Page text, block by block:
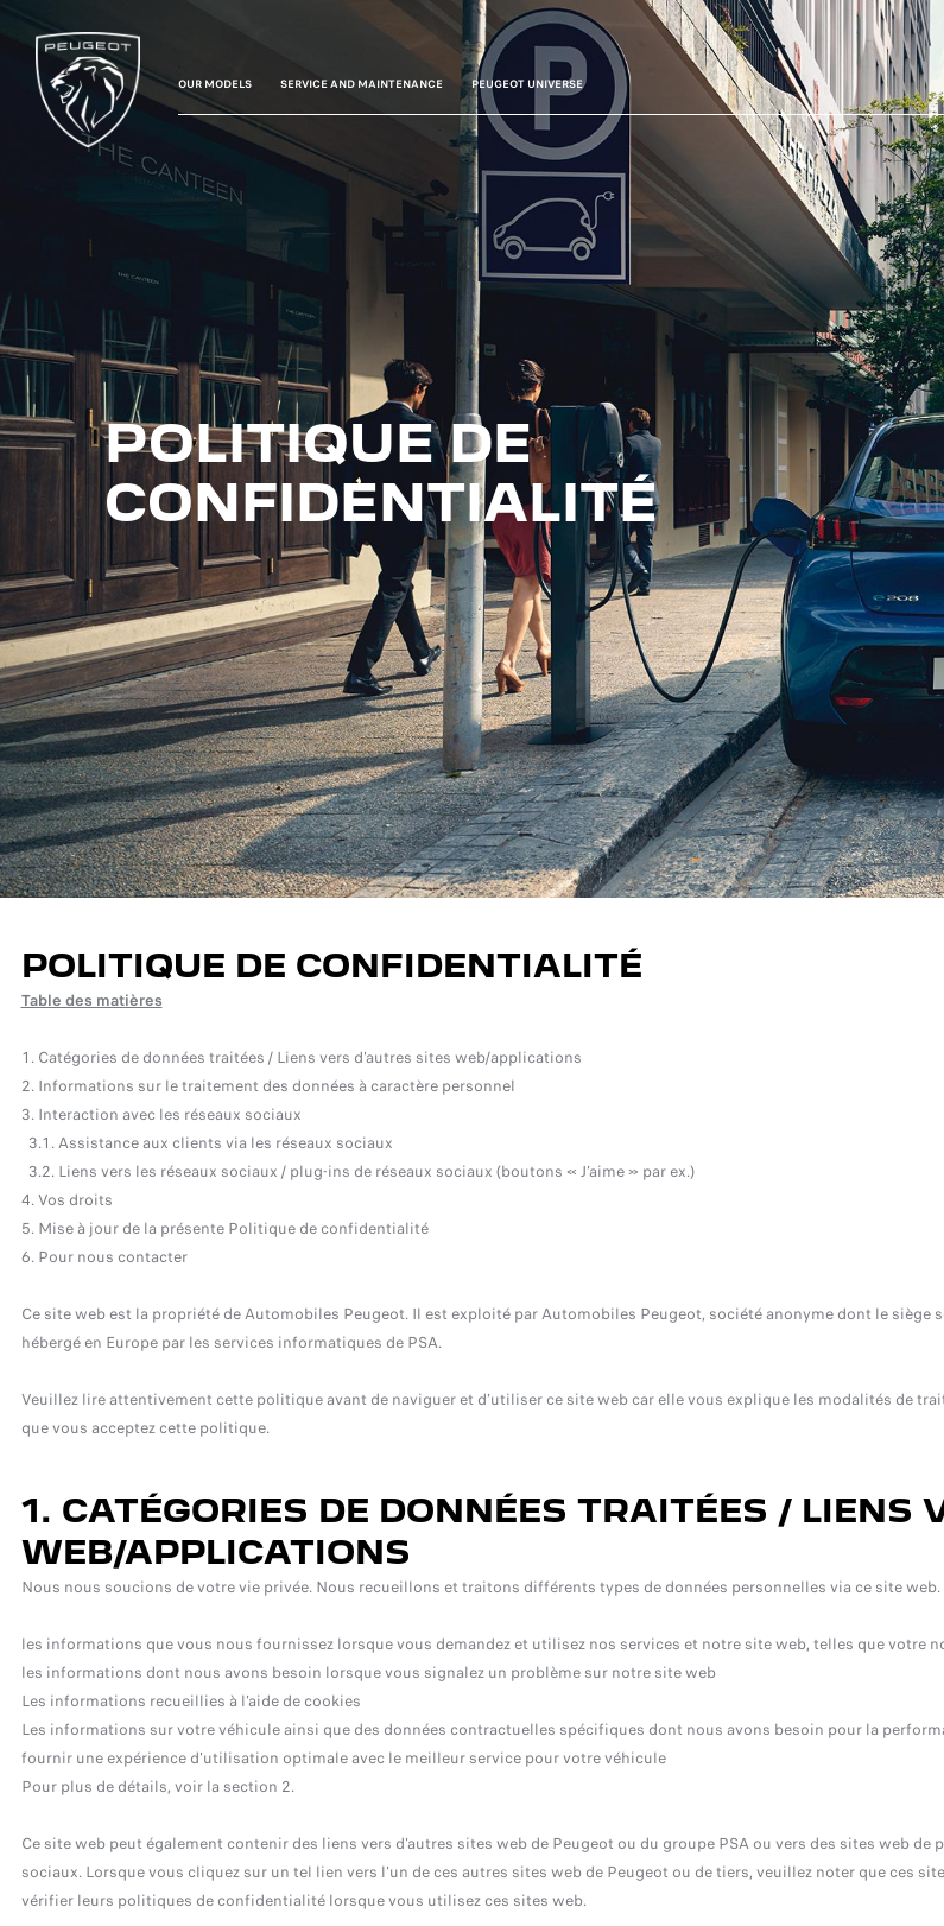
OUR MODELS SERVICE AND MAINTENANCE PEUGEOT UNIVERSE
POLITIQUE DE
CONFIDENTIALITÉ
POLITIQUE DE CONFIDENTIALITÉ
Table des matières
1. Catégories de données traitées / Liens vers d'autres sites web/applications
2. Informations sur le traitement des données à caractère personnel
3. Interaction avec les réseaux sociaux
3.1. Assistance aux clients via les réseaux sociaux
3.2. Liens vers les réseaux sociaux / plug-ins de réseaux sociaux (boutons « J’aime » par ex.)
4. Vos droits
5. Mise à jour de la présente Politique de confidentialité
6. Pour nous contacter
Ce site web est la propriété de Automobiles Peugeot. Il est exploité par Automobiles Peugeot, société anonyme dont le siège
hébergé en Europe par les services informatiques de PSA.
Veuillez lire attentivement cette politique avant de naviguer et d’utiliser ce site web car elle vous explique les modalités de
que vous acceptez cette politique.
1. CATÉGORIES DE DONNÉES TRAITÉES / LIENS
WEB/APPLICATIONS
Nous nous soucions de votre vie privée. Nous recueillons et traitons différents types de données personnelles via ce site web.
les informations que vous nous fournissez lorsque vous demandez et utilisez nos services et notre site web, telles que votre
les informations dont nous avons besoin lorsque vous signalez un problème sur notre site web
Les informations recueillies à l'aide de cookies
Les informations sur votre véhicule ainsi que des données contractuelles spécifiques dont nous avons besoin pour la
fournir une expérience d'utilisation optimale avec le meilleur service pour votre véhicule
Pour plus de détails, voir la section 2.
Ce site web peut également contenir des liens vers d'autres sites web de Peugeot ou du groupe PSA ou vers des sites web
sociaux. Lorsque vous cliquez sur un tel lien vers l'un de ces autres sites web de Peugeot ou de tiers, veuillez noter que ces
vérifier leurs politiques de confidentialité lorsque vous utilisez ces sites web.